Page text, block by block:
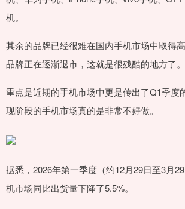
机。
其余的品牌已经很难在国内手机市场中取得
品牌正在逐渐退市，这就是很残酷的地方了。
重点是近期的手机市场中更是传出了Q1季度
现阶段的手机市场真的是非常不好做。
据悉，2026年第一季度（约12月29日至3月
机市场同比出货量下降了5.5%。